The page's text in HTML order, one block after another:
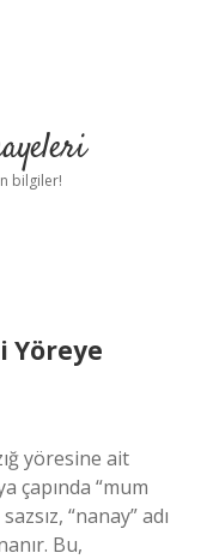
bilgiler!
Yöreye
yöresine ait
çapında “mum
“nanay” adı
Bu,